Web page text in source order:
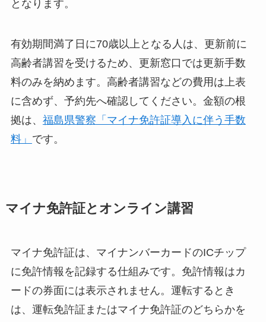
となります。
有効期間満了日に70歳以上となる人は、更新前に
高齢者講習を受けるため、更新窓口では更新手数
料のみを納めます。高齢者講習などの費用は上表
に含めず、予約先へ確認してください。金額の根
拠は、 福島県警察「マイナ免許証導入に伴う手数
料」 です。
マイナ免許証とオンライン講習
マイナ免許証は、マイナンバーカードのICチップ
に免許情報を記録する仕組みです。免許情報はカ
ードの券面には表示されません。運転するとき
は、運転免許証またはマイナ免許証のどちらかを